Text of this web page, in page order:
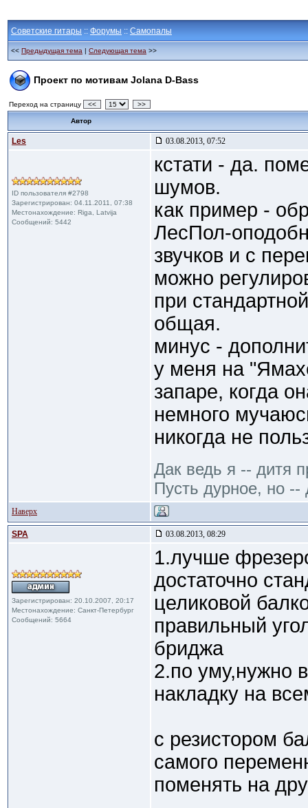
Советские гитары :: Форумы :: Самопалы
<< Предыдущая тема | Следующая тема >>
Проект по мотивам Jolana D-Bass
Переход на страницу << >>
Автор
Les 03.08.2013, 07:52
ID пользователя #2798
Зарегистрирован: 04.11.2011, 07:38
Местонахождение: Riga, Latvija
Сообщений: 5442
кстати - да.
шумов.
как пример -
ЛесПол-
звучков и с
можно
при
общая.
минус -
у меня на
запаре, когда
немного
никогда не
Дак ведь я -- дитя
Пусть дурное, но --
Наверх
SPA 03.08.2013, 08:29
Зарегистрирован: 20.10.2007, 20:17
Местонахождение: Санкт-Петербург
Сообщений: 5664
1.лучше
достаточно
целиковой
правильный
бриджа
2.по уму,нужно
накладку на
с резистором
самого
поменять на